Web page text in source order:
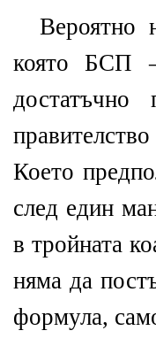
Вероятно
която БСП
Което
след един
в тройната
няма да
формула,